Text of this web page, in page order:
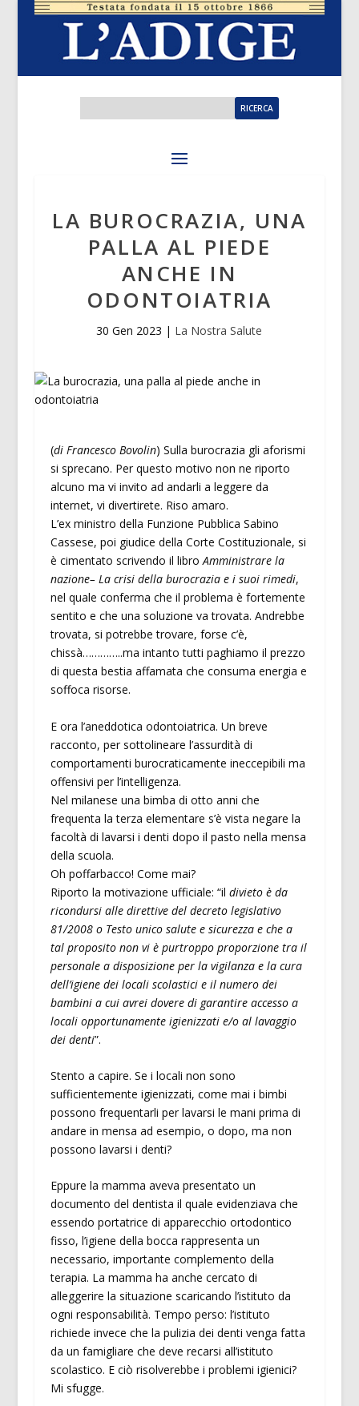
LA BUROCRAZIA, UNA
PALLA AL PIEDE
ANCHE IN
ODONTOIATRIA
30 Gen 2023 | La Nostra Salute
(di Francesco Bovolin) Sulla burocrazia gli aforismi
si sprecano. Per questo motivo non ne riporto
alcuno ma vi invito ad andarli a leggere da
internet, vi divertirete. Riso amaro.
L’ex ministro della Funzione Pubblica Sabino
Cassese, poi giudice della Corte Costituzionale, si
è cimentato scrivendo il libroAmministrare la
nazione– La crisi della burocrazia e i suoi rimedi,
nel quale conferma che il problema è fortemente
sentito e che una soluzione va trovata. Andrebbe
trovata, si potrebbe trovare, forse c’è,
chissà…………..ma intanto tutti paghiamo il prezzo
di questa bestia affamata che consuma energia e
soffoca risorse.
E ora l’aneddotica odontoiatrica. Un breve
racconto, per sottolineare l’assurdità di
comportamenti burocraticamente ineccepibili ma
offensivi per l’intelligenza.
Nel milanese una bimba di otto anni che
frequenta la terza elementare s’è vista negare la
facoltà di lavarsi i denti dopo il pasto nella mensa
della scuola.
Oh poffarbacco! Come mai?
Riporto la motivazione ufficiale: “il divieto è da
ricondursi alle direttive del decreto legislativo
81/2008 o Testo unico salute e sicurezza e che a
tal proposito non vi è purtroppo proporzione tra il
personale a disposizione per la vigilanza e la cura
dell’igiene dei locali scolastici e il numero dei
bambini a cui avrei dovere di garantire accesso a
locali opportunamente igienizzati e/o al lavaggio
dei denti”.
Stento a capire. Se i locali non sono
sufficientemente igienizzati, come mai i bimbi
possono frequentarli per lavarsi le mani prima di
andare in mensa ad esempio, o dopo, ma non
possono lavarsi i denti?
Eppure la mamma aveva presentato un
documento del dentista il quale evidenziava che
essendo portatrice di apparecchio ortodontico
fisso, l’igiene della bocca rappresenta un
necessario, importante complemento della
terapia. La mamma ha anche cercato di
alleggerire la situazione scaricando l’istituto da
ogni responsabilità. Tempo perso: l’istituto
richiede invece che la pulizia dei denti venga fatta
da un famigliare che deve recarsi all’istituto
scolastico. E ciò risolverebbe i problemi igienici?
Mi sfugge.